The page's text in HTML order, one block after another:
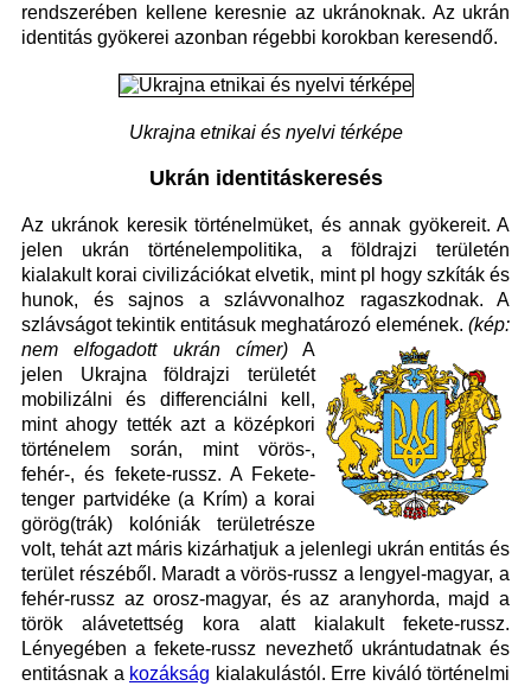
rendszerében kellene keresnie az ukránoknak. Az ukrán
identitás gyökerei azonban régebbi korokban keresendő.
Ukrajna etnikai és nyelvi térképe
Ukrán identitáskeresés
Az ukránok keresik történelmüket, és annak gyökereit. A
jelen ukrán történelempolitika, a földrajzi területén
kialakult korai civilizációkat elvetik, mint pl hogy szkíták és
hunok, és sajnos a szlávvonalhoz ragaszkodnak. A
szlávságot tekintik entitásuk meghatározó elemének. (kép:
nem elfogadott ukrán címer)A
jelen Ukrajna földrajzi területét
mobilizálni és differenciálni kell,
mint ahogy tették azt a középkori
történelem során, mint vörös-,
fehér-, és fekete-russz. A Fekete-
tenger partvidéke (a Krím) a korai
görög(trák) kolóniák területrésze
volt, tehát azt máris kizárhatjuk a jelenlegi ukrán entitás és
terület részéből. Maradt a vörös-russz a lengyel-magyar, a
fehér-russz az orosz-magyar, és az aranyhorda, majd a
török alávetettség kora alatt kialakult fekete-russz.
Lényegében a fekete-russz nevezhető ukrántudatnak és
entitásnak a kozákság kialakulástól. Erre kiváló történelmi